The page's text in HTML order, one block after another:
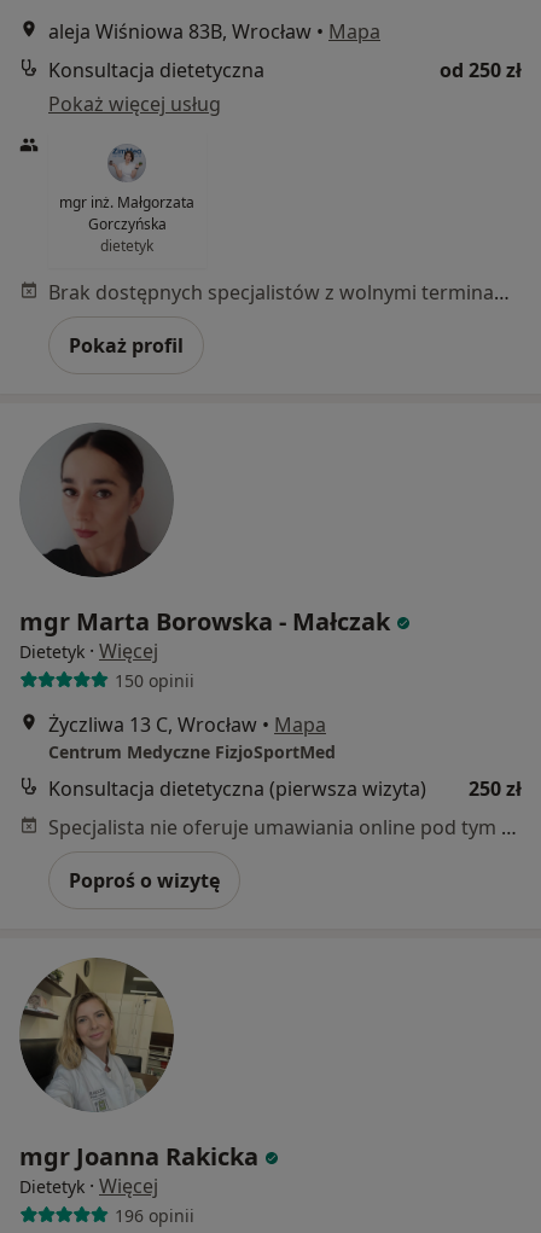
aleja Wiśniowa 83B, Wrocław • Mapa
Konsultacja dietetyczna
od 250 zł
Pokaż więcej usług
mgr inż. Małgorzata
Gorczyńska
dietetyk
Brak dostępnych specjalistów z wolnymi terminami w tym centrum medycznym.
Pokaż profil
mgr Marta Borowska - Małczak
Dietetyk · Więcej
150 opinii
Życzliwa 13 C, Wrocław • Mapa
Centrum Medyczne FizjoSportMed
Konsultacja dietetyczna (pierwsza wizyta)
250 zł
Specjalista nie oferuje umawiania online pod tym adresem.
Poproś o wizytę
mgr Joanna Rakicka
Dietetyk · Więcej
196 opinii